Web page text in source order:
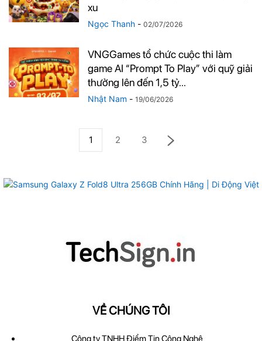
xu
Ngọc Thanh - 02/07/2026
VNGGames tổ chức cuộc thi làm
game AI “Prompt To Play” với quỹ giải
thưởng lên đến 1,5 tỷ...
Nhật Nam - 19/06/2026
1 2 3
VỀ CHÚNG TÔI
Công ty TNHH Điểm Tin Công Nghệ